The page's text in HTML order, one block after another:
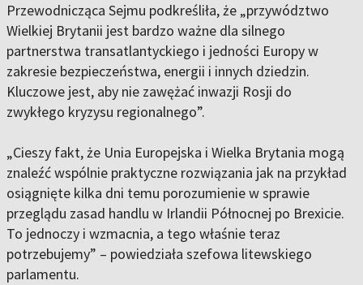
Przewodnicząca Sejmu podkreśliła, że „przywództwo
Wielkiej Brytanii jest bardzo ważne dla silnego
partnerstwa transatlantyckiego i jedności Europy w
zakresie bezpieczeństwa, energii i innych dziedzin.
Kluczowe jest, aby nie zawężać inwazji Rosji do
zwykłego kryzysu regionalnego”.
„Cieszy fakt, że Unia Europejska i Wielka Brytania mogą
znaleźć wspólnie praktyczne rozwiązania jak na przykład
osiągnięte kilka dni temu porozumienie w sprawie
przeglądu zasad handlu w Irlandii Północnej po Brexicie.
To jednoczy i wzmacnia, a tego właśnie teraz
potrzebujemy” – powiedziała szefowa litewskiego
parlamentu.